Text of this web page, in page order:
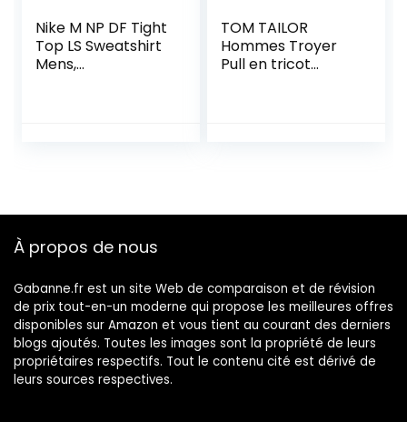
Nike M NP DF Tight
Top LS Sweatshirt
Mens,
TOM TAILOR
Hommes Troyer
Pull en tricot
À propos de nous
Gabanne.fr est un site Web de comparaison et de révision
de prix tout-en-un moderne qui propose les meilleures offres
disponibles sur Amazon et vous tient au courant des derniers
blogs ajoutés. Toutes les images sont la propriété de leurs
propriétaires respectifs. Tout le contenu cité est dérivé de
leurs sources respectives.